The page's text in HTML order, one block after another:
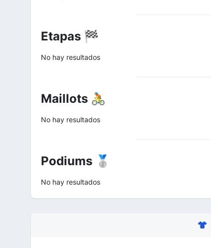
Etapas 🏁
No hay resultados
Maillots 🚴
No hay resultados
Podiums 🥈
No hay resultados